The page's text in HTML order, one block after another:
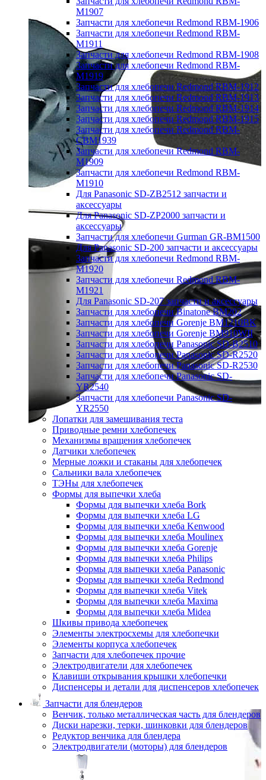
M1907
Запчасти для хлебопечи Redmond RBM-1906
Запчасти для хлебопечи Redmond RBM-
M1911
Запчасти для хлебопечи Redmond RBM-1908
Запчасти для хлебопечи Redmond RBM-
M1919
Запчасти для хлебопечи Redmond RBM-1912
Запчасти для хлебопечи Redmond RBM-1913
Запчасти для хлебопечи Redmond RBM-1914
Запчасти для хлебопечи Redmond RBM-1915
Запчасти для хлебопечи Redmond RBM-
CBM1939
Запчасти для хлебопечи Redmond RBM-
M1909
Запчасти для хлебопечи Redmond RBM-
M1910
Для Panasonic SD-ZB2512 запчасти и
аксессуары
Для Panasonic SD-ZP2000 запчасти и
аксессуары
Запчасти для хлебопечи Gurman GR-BM1500
Для Panasonic SD-200 запчасти и аксессуары
Запчасти для хлебопечи Redmond RBM-
M1920
Запчасти для хлебопечи Redmond RBM-
M1921
Для Panasonic SD-207 запчасти и аксессуары
Запчасти для хлебопечи Binatone BM202
Запчасти для хлебопечи Gorenje BM1210BK
Запчасти для хлебопечи Gorenje BM910WII
Запчасти для хлебопечи Panasonic SD-B2510
Запчасти для хлебопечи Panasonic SD-R2520
Запчасти для хлебопечи Panasonic SD-R2530
Запчасти для хлебопечи Panasonic SD-
YR2540
Запчасти для хлебопечи Panasonic SD-
YR2550
Лопатки для замешивания теста
Приводные ремни хлебопечек
Механизмы вращения хлебопечек
Датчики хлебопечек
Мерные ложки и стаканы для хлебопечек
Сальники вала хлебопечек
ТЭНы для хлебопечек
Формы для выпечки хлеба
Формы для выпечки хлеба Bork
Формы для выпечки хлеба LG
Формы для выпечки хлеба Kenwood
Формы для выпечки хлеба Moulinex
Формы для выпечки хлеба Gorenje
Формы для выпечки хлеба Philips
Формы для выпечки хлеба Panasonic
Формы для выпечки хлеба Redmond
Формы для выпечки хлеба Vitek
Формы для выпечки хлеба Maxima
Формы для выпечки хлеба Midea
Шкивы привода хлебопечек
Элементы электросхемы для хлебопечки
Элементы корпуса хлебопечек
Запчасти для хлебопечек прочие
Электродвигатели для хлебопечек
Клавиши открывания крышки хлебопечки
Диспенсеры и детали для диспенсеров хлебопечек
Запчасти для блендеров
Венчик, только металлическая часть для блендеров
Диски нарезки, терки, шинковки для блендеров
Редуктор венчика для блендера
Электродвигатели (моторы) для блендеров